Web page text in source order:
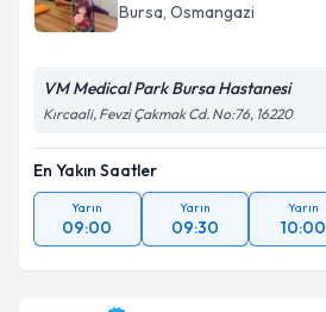
Bursa, Osmangazi
VM Medical Park Bursa Hastanesi
Kırcaali, Fevzi Çakmak Cd. No:76, 16220
En Yakın Saatler
Yarın
09:00
Yarın
09:30
Yarın
10:00